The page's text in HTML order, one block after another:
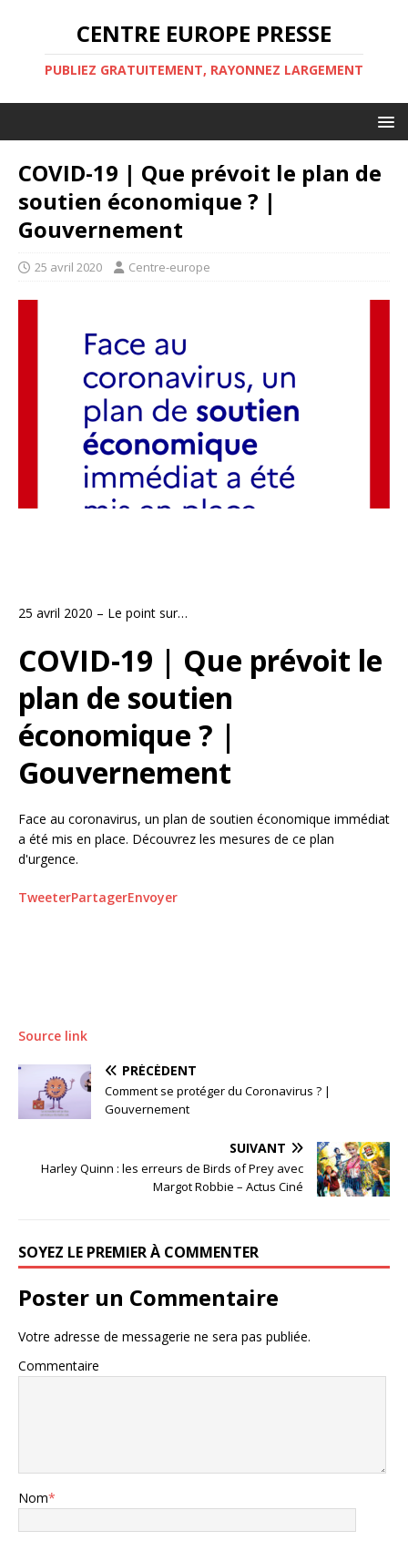
CENTRE EUROPE PRESSE
PUBLIEZ GRATUITEMENT, RAYONNEZ LARGEMENT
COVID-19 | Que prévoit le plan de
soutien économique ? |
Gouvernement
25 avril 2020 Centre-europe
25 avril 2020 – Le point sur…
COVID-19 | Que prévoit le
plan de soutien
économique ? |
Gouvernement
Face au coronavirus, un plan de soutien économique immédiat
a été mis en place. Découvrez les mesures de ce plan
d'urgence.
TweeterPartagerEnvoyer
Source link
PRÉCÉDENT
Comment se protéger du Coronavirus ? |
Gouvernement
SUIVANT
Harley Quinn : les erreurs de Birds of Prey avec
Margot Robbie – Actus Ciné
SOYEZ LE PREMIER À COMMENTER
Poster un Commentaire
Votre adresse de messagerie ne sera pas publiée.
Commentaire
Nom*